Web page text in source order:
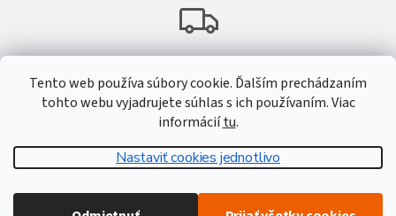
Tento web používa súbory cookie. Ďalším prechádzaním
tohto webu vyjadrujete súhlas s ich používaním. Viac
informáciítu.
Nastaviť cookies jednotlivo
Vytvoril Shoptet